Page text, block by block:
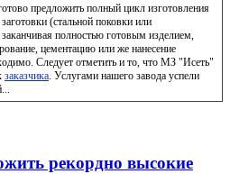
предложить полный цикл изготовления
(стальной поковки или
полностью готовым изделием,
цементацию или же нанесение
Следует отметить и то, что МЗ "Исеть"
заказчика. Услугами нашего завода успели
рекордно высокие